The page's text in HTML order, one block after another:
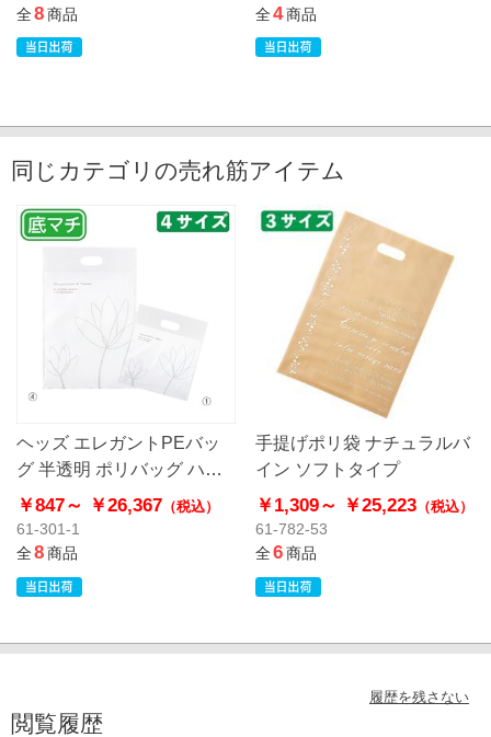
全8商品
全4商品
同じカテゴリの売れ筋アイテム
ヘッズ エレガントPEバッ
グ 半透明 ポリバッグ ハー
ドタイプ
￥847～ ￥26,367 （税込）
61-301-1
全8商品
手提げポリ袋 ナチュラルバ
イン ソフトタイプ
￥1,309～ ￥25,223（税込）
61-782-53
全6商品
履歴を残さない
閲覧履歴